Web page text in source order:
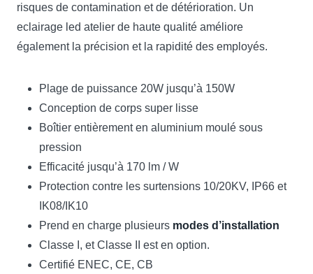
risques de contamination et de détérioration. Un
eclairage led atelier de haute qualité améliore
également la précision et la rapidité des employés.
Plage de puissance 20W jusqu’à 150W
Conception de corps super lisse
Boîtier entièrement en aluminium moulé sous
pression
Efficacité jusqu’à 170 lm / W
Protection contre les surtensions 10/20KV, IP66 et
IK08/IK10
Prend en charge plusieurs modes d’installation
Classe I, et Classe II est en option.
Certifié ENEC, CE, CB